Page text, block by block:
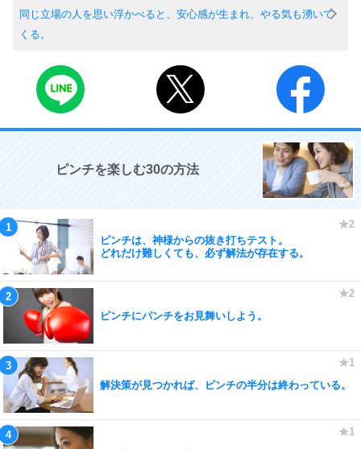
同じ立場の人を思い浮かべると、安心感が生まれ、やる気も湧いて
くる。
ピンチを楽しむ30の方法
ピンチは、神様からの抜き打ちテスト。
どれだけ難しくても、必ず解法が存在する。
ピンチにパンチをお見舞いしよう。
解決策が見つかれば、ピンチの半分は終わっている。